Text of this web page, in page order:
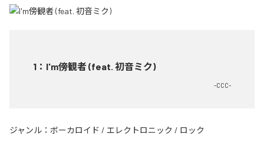
1 ： I'm傍観者 (feat. 初音ミク)
-CCC-
ジャンル： ボーカロイド / エレクトロニック / ロック